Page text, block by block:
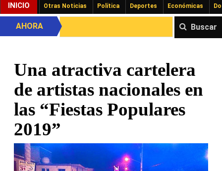
INICIO Otras Noticias Política Deportes Económicas
Buscar
AHORA
Una atractiva cartelera
de artistas nacionales en
las “Fiestas Populares
2019”